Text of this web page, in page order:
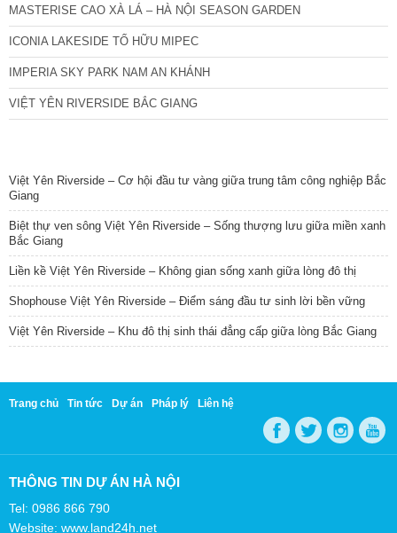
MASTERISE CAO XÀ LÁ – HÀ NỘI SEASON GARDEN
ICONIA LAKESIDE TỐ HỮU MIPEC
IMPERIA SKY PARK NAM AN KHÁNH
VIỆT YÊN RIVERSIDE BẮC GIANG
Việt Yên Riverside – Cơ hội đầu tư vàng giữa trung tâm công nghiệp Bắc
Giang
Biệt thự ven sông Việt Yên Riverside – Sống thượng lưu giữa miền xanh
Bắc Giang
Liền kề Việt Yên Riverside – Không gian sống xanh giữa lòng đô thị
Shophouse Việt Yên Riverside – Điểm sáng đầu tư sinh lời bền vững
Việt Yên Riverside – Khu đô thị sinh thái đẳng cấp giữa lòng Bắc Giang
Trang chủ Tin tức Dự án Pháp lý Liên hệ
THÔNG TIN DỰ ÁN HÀ NỘI
Tel: 0986 866 790
Website: www.land24h.net